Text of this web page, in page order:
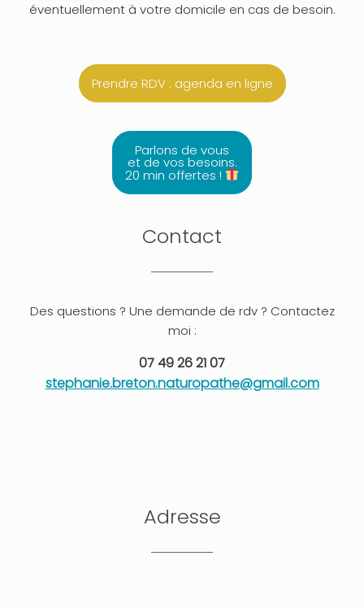
éventuellement à votre domicile en cas de besoin.
Prendre RDV : agenda en ligne
Parlons de vous
et de vos besoins.
20 min offertes !
Contact
Des questions ? Une demande de rdv ? Contactez
moi :
07 49 26 21 07
stephanie.breton.naturopathe@gmail.com
Adresse